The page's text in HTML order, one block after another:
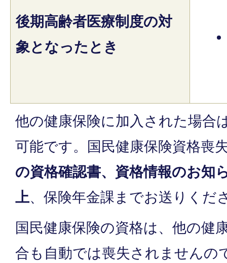
後期高齢者医療制度の対
象となったとき
他の健康保険に加入された場合
可能です。国民健康保険資格喪
の資格確認書、資格情報のお知
上、保険年金課までお送りくだ
国民健康保険の資格は、他の健
合も自動では喪失されませんの